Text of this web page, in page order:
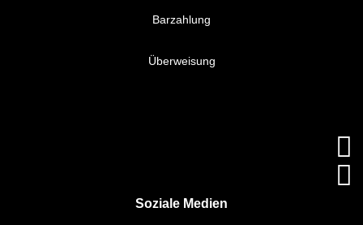
Barzahlung
Überweisung
Soziale Medien

